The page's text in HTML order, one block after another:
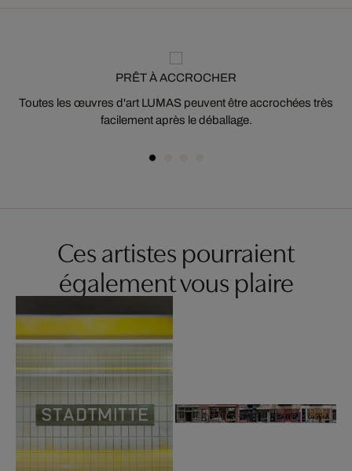
PRÊT À ACCROCHER
Toutes les œuvres d'art LUMAS peuvent être accrochées très
facilement après le déballage.
Ces artistes pourraient
également vous plaire